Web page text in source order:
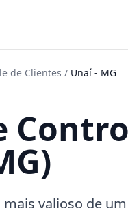
de Clientes / Unaí - MG
mais valioso de